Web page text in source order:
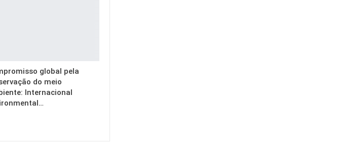
global pela
do meio
Internacional